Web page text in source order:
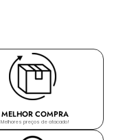
MELHOR COMPRA
Melhores preços de atacado!